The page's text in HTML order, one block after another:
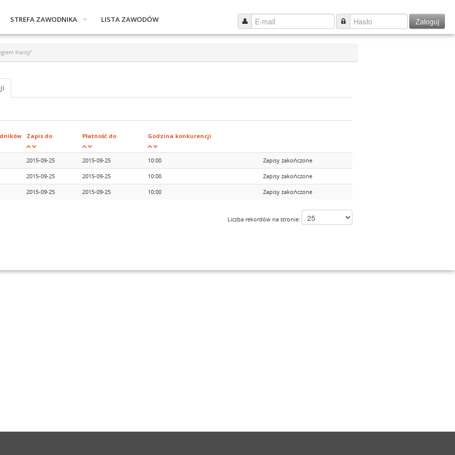
Zaloguj
STREFA ZAWODNIKA LISTA ZAWODÓW
Kwisy”
Zapis do Płatność do Godzina konkurencji
2015-09-25 2015-09-25 10:00 Zapisy zakończone
2015-09-25 2015-09-25 10:00 Zapisy zakończone
2015-09-25 2015-09-25 10:00 Zapisy zakończone
Liczba rekordów na stronie: